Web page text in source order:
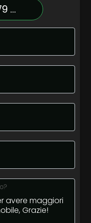
...